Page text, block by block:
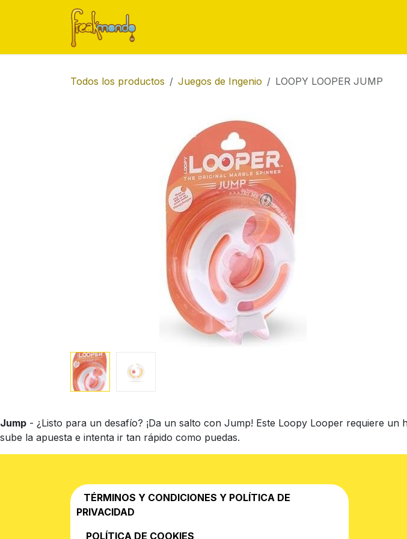
Todos los productos Juegos de Ingenio LOOPY LOOPER JUMP
Jump - ¿Listo para un desafío? ¡Da un salto con Jump! Este Loopy Looper requiere
sube la apuesta e intenta ir tan rápido como puedas.
TÉRMINOS Y CONDICIONES Y POLÍTICA DE
PRIVACIDAD
POLÍTICA DE COOKIES